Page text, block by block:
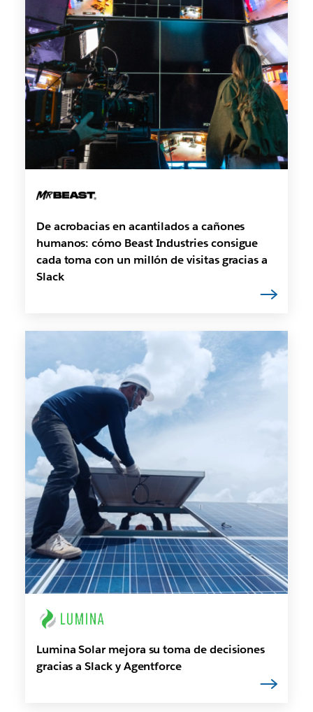
De acrobacias en acantilados a cañones
humanos: cómo Beast Industries consigue
cada toma con un millón de visitas gracias a
Slack
Lumina Solar mejora su toma de decisiones
gracias a Slack y Agentforce